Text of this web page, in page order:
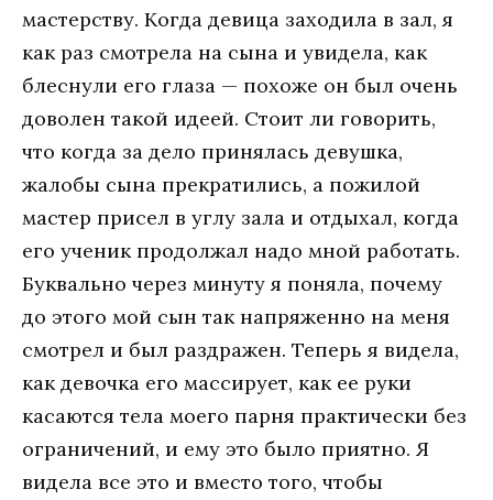
мастерству. Когда девица заходила в зал, я
как раз смотрела на сына и увидела, как
блеснули его глаза — похоже он был очень
доволен такой идеей. Стоит ли говорить,
что когда за дело принялась девушка,
жалобы сына прекратились, а пожилой
мастер присел в углу зала и отдыхал, когда
его ученик продолжал надо мной работать.
Буквально через минуту я поняла, почему
до этого мой сын так напряженно на меня
смотрел и был раздражен. Теперь я видела,
как девочка его массирует, как ее руки
касаются тела моего парня практически без
ограничений, и ему это было приятно. Я
видела все это и вместо того, чтобы